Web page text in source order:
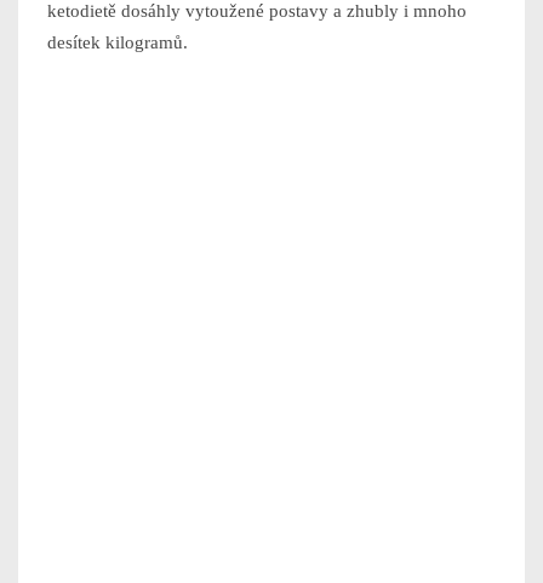
ketodietě dosáhly vytoužené postavy a zhubly i mnoho
desítek kilogramů.